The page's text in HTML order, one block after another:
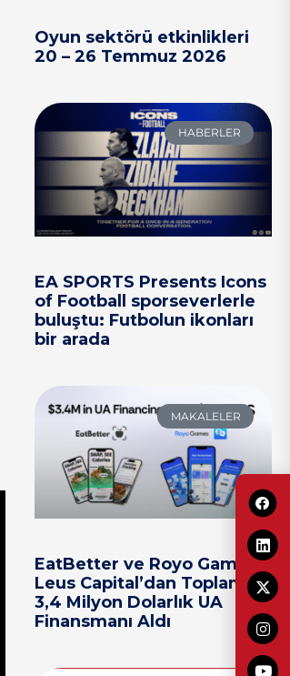
Oyun sektörü etkinlikleri
20 – 26 Temmuz 2026
HABERLER
EA SPORTS Presents Icons
of Football sporseverlerle
buluştu: Futbolun ikonları
bir arada
MAKALELER
EatBetter ve Royo Games,
Leus Capital’dan Toplam
3,4 Milyon Dolarlık UA
Finansmanı Aldı